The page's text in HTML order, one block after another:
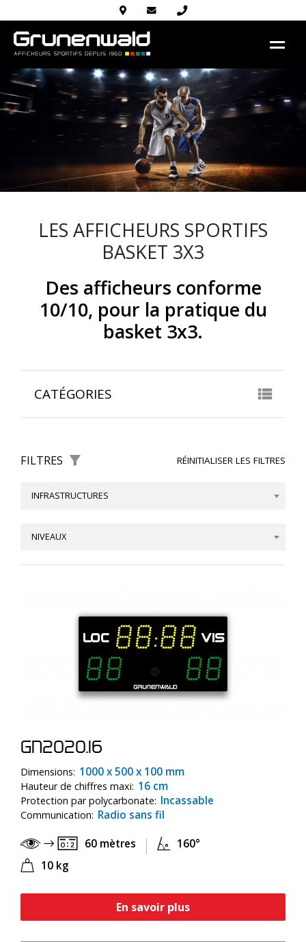
LES AFFICHEURS SPORTIFS
BASKET 3X3
Des afficheurs conforme
10/10, pour la pratique du
basket 3x3.
CATÉGORIES
FILTRES RÉINITIALISER LES FILTRES
INFRASTRUCTURES
NIVEAUX
GN2020.16
Dimensions: 1000 x 500 x 100 mm
Hauteur de chiffres maxi: 16 cm
Protection par polycarbonate: Incassable
Communication: Radio sans fil
60 mètres
160°
10 kg
En savoir plus